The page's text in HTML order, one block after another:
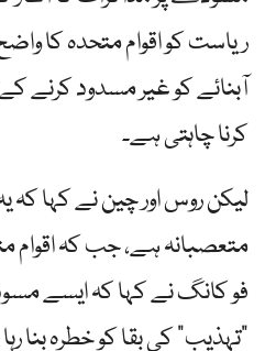
ریاست کو اقوام متحدہ کا
آبنائے کو غیر مسدود کرنے
کرنا چاہتی ہے۔
لیکن روس اور چین نے کہا کہ
متعصبانہ ہے، جب کہ اقوام
فو کانگ نے کہا کہ ایسے
"تہذیب” کی بقا کو خطرہ بنا